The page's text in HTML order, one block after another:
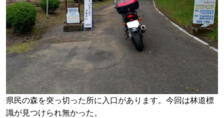
県民の森を突っ切った所に入口があります。今回は林道標
識が見つけられ無かった。